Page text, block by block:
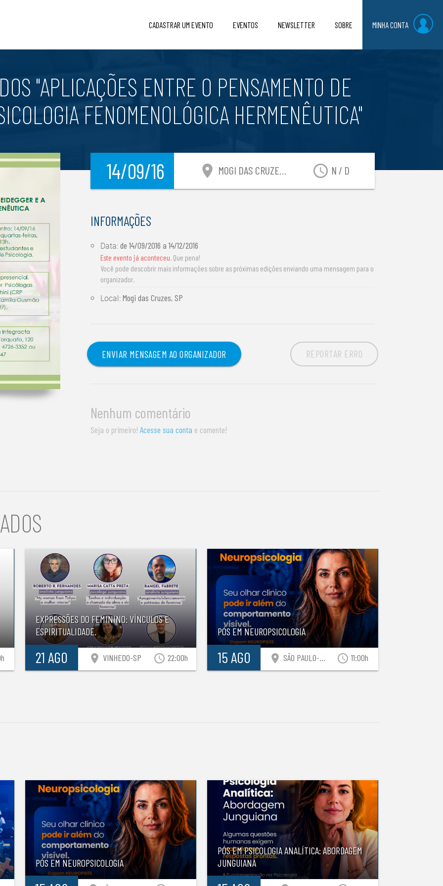
CADASTRAR UM EVENTO EVENTOS NEWSLETTER SOBRE MINHA CONTA
"APLICAÇÕES ENTRE O PENSAMENTO DE
FENOMENOLÓGICA HERMENÊUTICA"
14/09/16 access_time N / D
location_on MOGI DAS CRUZES-SP
INFORMAÇÕES
Data:de14/09/2016 a14/12/2016
Este evento já aconteceu. Que pena!
Você pode descobrir mais informações sobre as próximas edições enviando uma mensagem para o
organizador.
Local:Mogi das Cruzes, SP
ENVIAR MENSAGEM AO ORGANIZADOR REPORTAR ERRO
Nenhum comentário
Seja o primeiro!Acesse sua conta e comente!
EXPRESSÕES DO FEMININO: VÍNCULOS E
ESPIRITUALIDADE.
21 AGO location_on VINHEDO-SP access_time 22:00h
PÓS EM NEUROPSICOLOGIA
15 AGO location_on SÃO PAULO-SP access_time 11:00h
PÓS EM NEUROPSICOLOGIA
PÓS EM PSICOLOGIA ANALÍTICA: ABORDAGEM
JUNGUIANA